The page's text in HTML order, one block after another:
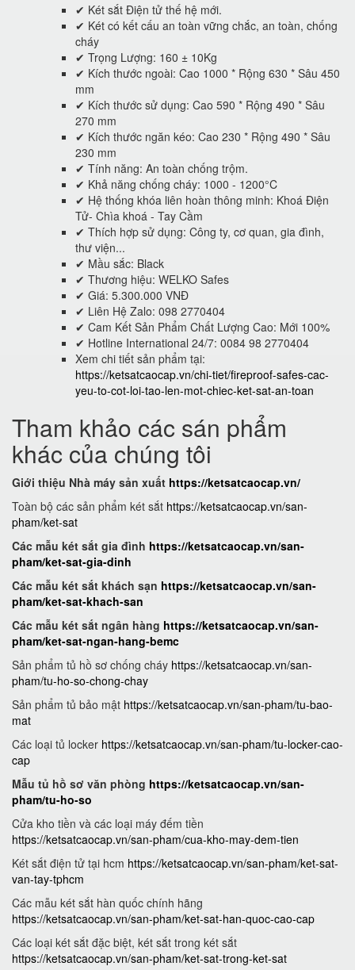
✔ Két sắt Điện tử thế hệ mới.
✔ Két có kết cấu an toàn vững chắc, an toàn, chống
cháy
✔ Trọng Lượng: 160 ± 10Kg
✔ Kích thước ngoài: Cao 1000 * Rộng 630 * Sâu 450
mm
✔ Kích thước sử dụng: Cao 590 * Rộng 490 * Sâu
270 mm
✔ Kích thước ngăn kéo: Cao 230 * Rộng 490 * Sâu
230 mm
✔ Tính năng: An toàn chống trộm.
✔ Khả năng chống cháy: 1000 - 1200°C
✔ Hệ thống khóa liên hoàn thông minh: Khoá Điện
Tử- Chìa khoá - Tay Cầm
✔ Thích hợp sử dụng: Công ty, cơ quan, gia đình,
thư viện...
✔ Mầu sắc: Black
✔ Thương hiệu: WELKO Safes
✔ Giá: 5.300.000 VNĐ
✔ Liên Hệ Zalo: 098 2770404
✔ Cam Kết Sản Phẩm Chất Lượng Cao: Mới 100%
✔ Hotline International 24/7: 0084 98 2770404
Xem chi tiết sản phẩm tại:
https://ketsatcaocap.vn/chi-tiet/fireproof-safes-cac-
yeu-to-cot-loi-tao-len-mot-chiec-ket-sat-an-toan
Tham khảo các sán phẩm
khác của chúng tôi
Giới thiệu Nhà máy sản xuất https://ketsatcaocap.vn/
Toàn bộ các sản phẩm két sắt https://ketsatcaocap.vn/san-
pham/ket-sat
Các mẫu két sắt gia đình https://ketsatcaocap.vn/san-
pham/ket-sat-gia-dinh
Các mẫu két sắt khách sạn https://ketsatcaocap.vn/san-
pham/ket-sat-khach-san
Các mẫu két sắt ngân hàng https://ketsatcaocap.vn/san-
pham/ket-sat-ngan-hang-bemc
Sản phẩm tủ hồ sơ chống cháy https://ketsatcaocap.vn/san-
pham/tu-ho-so-chong-chay
Sản phẩm tủ bảo mật https://ketsatcaocap.vn/san-pham/tu-bao-
mat
Các loại tủ locker https://ketsatcaocap.vn/san-pham/tu-locker-cao-
cap
Mẫu tủ hồ sơ văn phòng https://ketsatcaocap.vn/san-
pham/tu-ho-so
Cửa kho tiền và các loại máy đếm tiền
https://ketsatcaocap.vn/san-pham/cua-kho-may-dem-tien
Két sắt điện tử tại hcm https://ketsatcaocap.vn/san-pham/ket-sat-
van-tay-tphcm
Các mẫu két sắt hàn quốc chính hãng
https://ketsatcaocap.vn/san-pham/ket-sat-han-quoc-cao-cap
Các loại két sắt đặc biệt, két sắt trong két sắt
https://ketsatcaocap.vn/san-pham/ket-sat-trong-ket-sat